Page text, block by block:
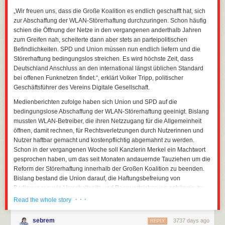
Verhältnismäßigkeit und Effektivität sowie der in der europäischen E-
Commerce-Richtlinie verankerten unternehmerischen Handlungsfreiheit
vereinbar ist.
Eine andere mögliche Rechtsunsicherheit für WLANs besteht seit Ende
2015 und betrifft Ansprüche auf Unterlassung. Hierzu erging Ende 2015
ein Urteil des Bundesgerichtshofs in einem Verfahren, in dem Vertreter
der Musikindustrie Internetprovider zu Netzsperren gegen zwei
exemplarisch herausgesuchte Websites zwingen wollten. Dieses Ziel
wurde zwar nicht erreicht, jedoch laut Urteilsbegründung nur deshalb,
weil die Kläger nicht ausreichende Anstrengungen unternommen hatten,
zuerst direkt gegen die rechtsverletzenden Websites vorzugehen.
Grundsätzlich hielt der Bundesgerichtshof Netzsperren als letztes Mittel
für zulässig. Ob eine Pflicht zu Netzsperren auch für WLANs bestehen
könnte, war in ersten Analysen des Urteils zumindest als möglich
angesehen worden.
Das wissen wir
Die CDU und die SPD haben nun angekündigt, die Störerhaftung
vollständig abschaffen zu wollen. Dies ist eine Absichtsbekundung. Ein
WLANs liegt derzeit nicht vor.
von dem abweicht, was nun angekündigt wurde. Wahrscheinlich wird
„Wir freuen uns, dass die Große Koalition es endlich geschafft hat, sich
zur Abschaffung der WLAN-Störerhaftung durchzuringen. Schon häufig
schien die Öffnung der Netze in den vergangenen anderthalb Jahren
zum Greifen nah, scheiterte dann aber stets an parteipolitischen
Befindlichkeiten. SPD und Union müssen nun endlich liefern und die
Störerhaftung bedingungslos streichen. Es wird höchste Zeit, dass
Deutschland Anschluss an den international längst üblichen Standard
bei offenen Funknetzen findet.“, erklärt Volker Tripp, politischer
Geschäftsführer des Vereins Digitale Gesellschaft.
Medienberichten zufolge haben sich Union und SPD auf die
bedingungslose Abschaffung der WLAN-Störerhaftung geeinigt. Bislang
mussten WLAN-Betreiber, die ihren Netzzugang für die Allgemeinheit
öffnen, damit rechnen, für Rechtsverletzungen durch Nutzerinnen und
Nutzer haftbar gemacht und kostenpflichtig abgemahnt zu werden.
Schon in der vergangenen Woche soll Kanzlerin Merkel ein Machtwort
gesprochen haben, um das seit Monaten andauernde Tauziehen um die
Reform der Störerhaftung innerhalb der Großen Koalition zu beenden.
Bislang bestand die Union darauf, die Haftungsbefreiung von
Bedingungen wie Vorschaltseite und Passwortsicherung anhängig zu
machen. Schon vor Merkels Einschreiten hatte sich der Generalanwalt
eine Haftungsfreistellung ausgesprochen.
Read the whole story · · ·
sebrem 3737 days ago
REPLY